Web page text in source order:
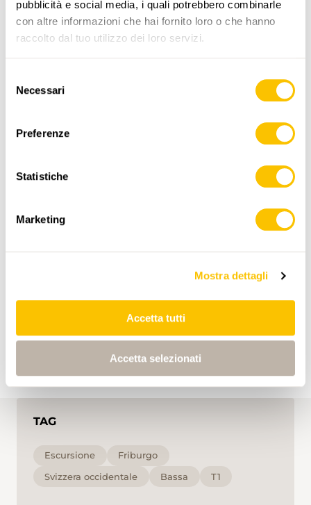
pubblicità e social media, i quali potrebbero combinarle
con altre informazioni che hai fornito loro o che hanno
raccolto dal tuo utilizzo dei loro servizi.
delNecessari
Preferenze
Statistiche
Marketing
Mostra dettagli
Accetta tutti
Accetta selezionati
ITINERARIO
0:00
0:00
End point
TAG
Escursione
Friburgo
Svizzera occidentale
Bassa T1